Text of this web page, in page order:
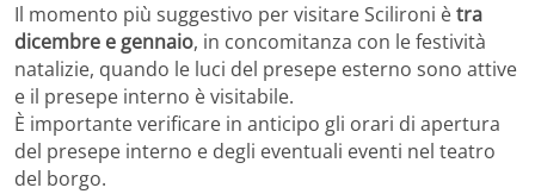
Il momento più suggestivo per visitare Scilironi ètra
dicembre e gennaio, in concomitanza con le festività
natalizie, quando le luci del presepe esterno sono attive
e il presepe interno è visitabile.
È importante verificare in anticipo gli orari di apertura
del presepe interno e degli eventuali eventi nel teatro
del borgo.